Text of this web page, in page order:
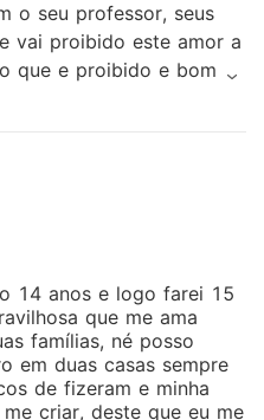
o seu professor, seus
vai proibido este amor a
que e proibido e bom
de matemática é vai
em sua vida sempre
porém quando
de sucesso nem
Kristina
14 anos e logo farei 15
que me ama
famílias, né posso
em duas casas sempre
de fizeram e minha
criar, deste que eu me